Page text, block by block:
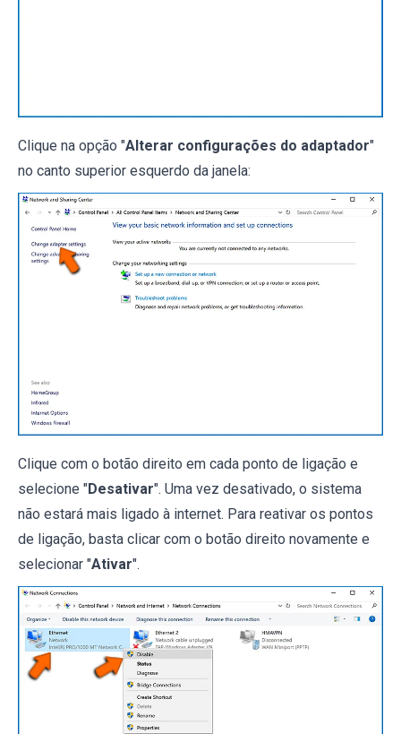
Clique na opção "Alterar configurações do adaptador"
no canto superior esquerdo da janela:
Clique com o botão direito em cada ponto de ligação e
selecione "Desativar". Uma vez desativado, o sistema
não estará mais ligado à internet. Para reativar os pontos
de ligação, basta clicar com o botão direito novamente e
selecionar "Ativar".